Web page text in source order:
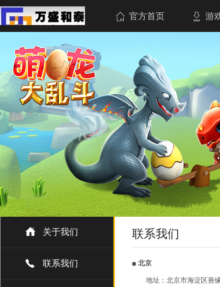
官方首页 游
关于我们
联系我们
联系我们
北京
地址：北京市海淀区善